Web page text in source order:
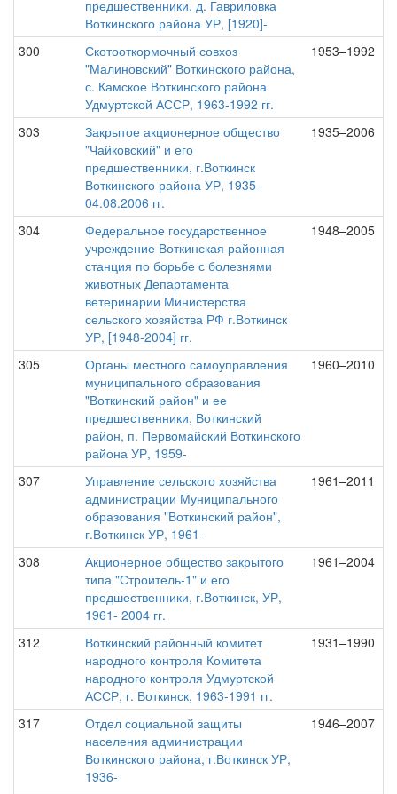
предшественники, д. Гавриловка
Воткинского района УР, [1920]-
300
Скотооткормочный совхоз
"Малиновский" Воткинского района,
с. Камское Воткинского района
Удмуртской АССР, 1963-1992 гг.
1953–1992
303
Закрытое акционерное общество
"Чайковский" и его
предшественники, г.Воткинск
Воткинского района УР, 1935-
04.08.2006 гг.
1935–2006
304
Федеральное государственное
учреждение Воткинская районная
станция по борьбе с болезнями
животных Департамента
ветеринарии Министерства
сельского хозяйства РФ г.Воткинск
УР, [1948-2004] гг.
1948–2005
305
Органы местного самоуправления
муниципального образования
"Воткинский район" и ее
предшественники, Воткинский
район, п. Первомайский Воткинского
района УР, 1959-
1960–2010
307
Управление сельского хозяйства
администрации Муниципального
образования "Воткинский район",
г.Воткинск УР, 1961-
1961–2011
308
Акционерное общество закрытого
типа "Строитель-1" и его
предшественники, г.Воткинск, УР,
1961- 2004 гг.
1961–2004
312
Воткинский районный комитет
народного контроля Комитета
народного контроля Удмуртской
АССР, г. Воткинск, 1963-1991 гг.
1931–1990
317
Отдел социальной защиты
населения администрации
Воткинского района, г.Воткинск УР,
1936-
1946–2007